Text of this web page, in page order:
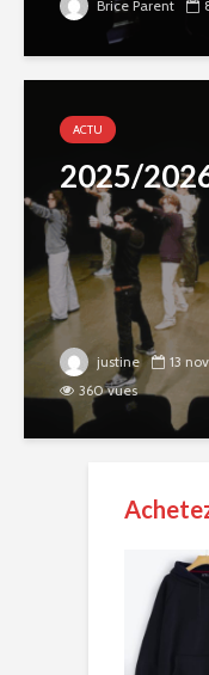
Brice Parent
ACTU
2025/
justine 13
360 vues